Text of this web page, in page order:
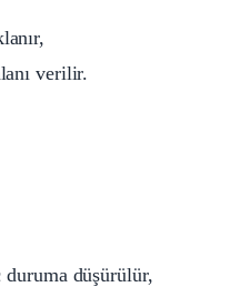
verilir.
duruma düşürülür,